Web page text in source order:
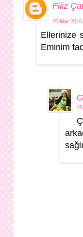
Filiz
25 Mar
Ellerinize
Eminim